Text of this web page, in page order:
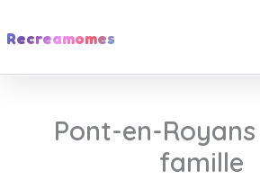
auRecreamomes
Pont-en-
famille